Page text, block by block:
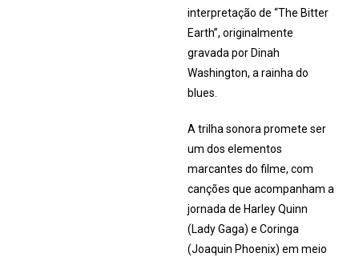
interpretação de “The Bitter
Earth”, originalmente
gravada por Dinah
Washington, a rainha do
blues.
A trilha sonora promete ser
um dos elementos
marcantes do filme, com
canções que acompanham a
jornada de Harley Quinn
(Lady Gaga) e Coringa
(Joaquin Phoenix) em meio